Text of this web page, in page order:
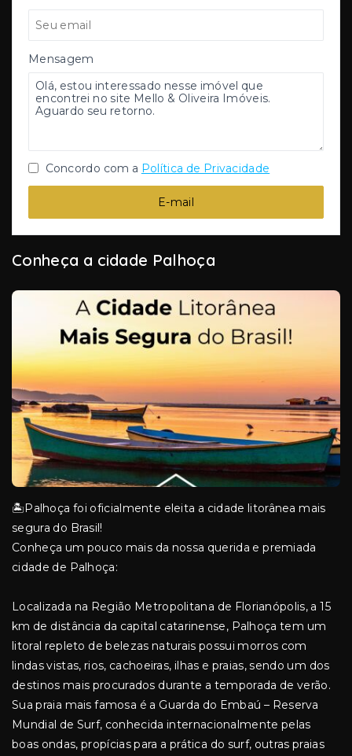
Mensagem
Concordo com a Política de Privacidade
E-mail
Conheça a cidade Palhoça
🏝️Palhoça foi oficialmente eleita a cidade litorânea mais
segura do Brasil!
Conheça um pouco mais da nossa querida e premiada
cidade de Palhoça:
Localizada na Região Metropolitana de Florianópolis, a 15
km de distância da capital catarinense, Palhoça tem um
litoral repleto de belezas naturais possui morros com
lindas vistas, rios, cachoeiras, ilhas e praias, sendo um dos
destinos mais procurados durante a temporada de verão.
Sua praia mais famosa é a Guarda do Embaú – Reserva
Mundial de Surf, conhecida internacionalmente pelas
boas ondas, propícias para a prática do surf, outras praias